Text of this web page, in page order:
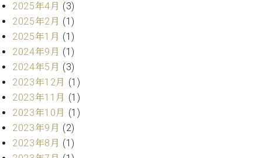
C.
ベ
ヒ
シ
タ
イ
ン
レ
ジ
デ
ン
スタ
ジオ
空き
状況
動
収
録
サ
ー
ビ
ス
2025年4月 (3)
2025年2月 (1)
2025年1月 (1)
2024年9月 (1)
2024年5月 (3)
2023年12月 (1)
2023年11月 (1)
2023年10月 (1)
2023年9月 (2)
2023年8月 (1)